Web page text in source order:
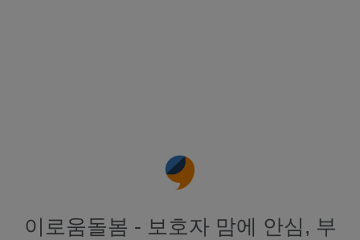
이로움돌봄 - 보호자 맘에 안심, 부